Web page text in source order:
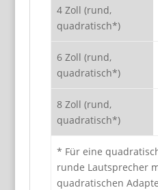
4 Zoll (rund,
quadratisch*)
6 Zoll (rund,
quadratisch*)
8 Zoll (rund,
quadratisch*)
* Für eine
runde Lautsprecher
quadratischen